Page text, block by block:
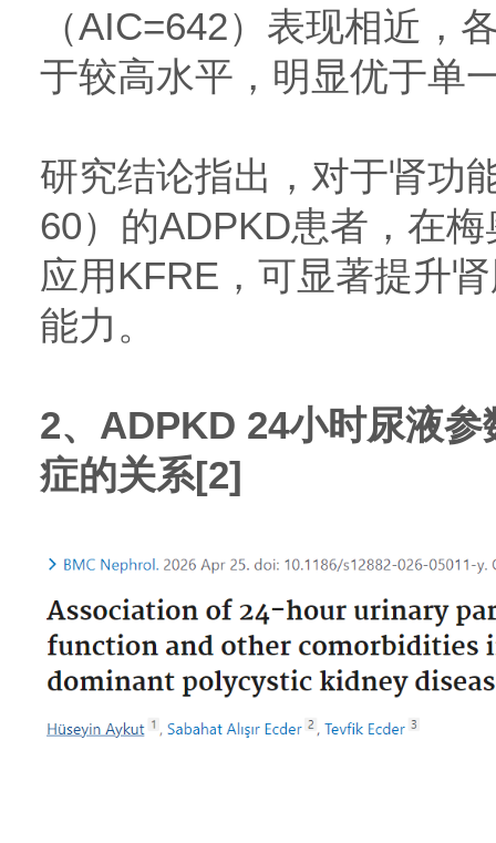
（AIC=642）表现相近，
于较高水平，明显优于单
研究结论指出，对于肾功
60）的ADPKD患者，在
应用KFRE，可显著提升
能力。
2、ADPKD 24小时尿液
症的关系[2]